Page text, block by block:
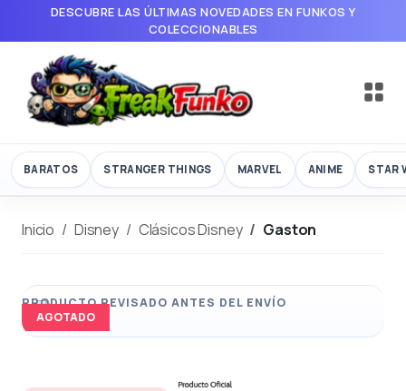
DESCUBRE LAS ÚLTIMAS NOVEDADES EN FUNKOS Y
COLECCIONABLES
BARATOS STRANGER THINGS MARVEL ANIME STAR
Inicio Disney Clásicos Disney Gaston
AGOTADO